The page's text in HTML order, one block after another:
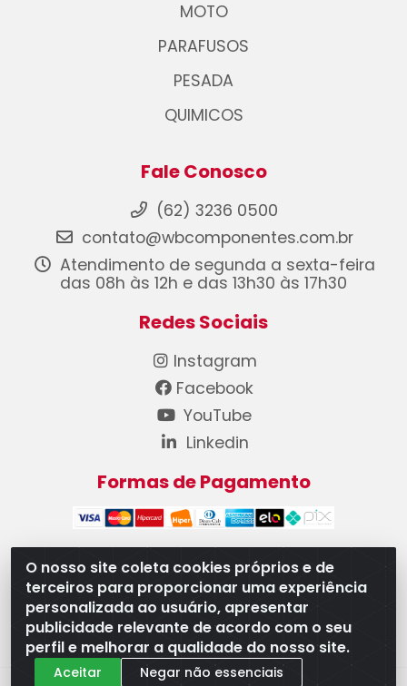
O nosso site coleta cookies próprios e de
terceiros para proporcionar uma experiência
personalizada ao usuário, apresentar
publicidade relevante de acordo com o seu
perfil e melhorar a qualidade do nosso site.
Aceitar Negar não essenciais
MOTO
PARAFUSOS
PESADA
QUIMICOS
Fale Conosco
(62) 3236 0500
contato@wbcomponentes.com.br
Atendimento de segunda a sexta-feira
das 08h às 12h e das 13h30 às 17h30
Redes Sociais
Instagram
Facebook
YouTube
Linkedin
Formas de Pagamento
WB Componentes Automotivos LTDA - CNPJ
08.528.393/0001-12 - Rua do Níquel, 667 - Parque
Oeste Industrial, Goiânia/GO - CEP 74375-660